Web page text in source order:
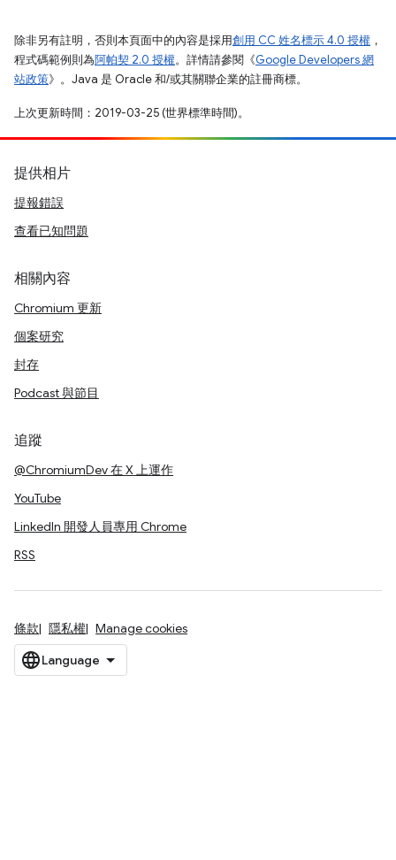
除非另有註明，否則本頁面中的內容是採用創用 CC 姓名標示 4.0 授權 ，
程式碼範例則為阿帕契 2.0 授權。詳情請參閱《Google Developers 網
站政策》。Java 是 Oracle 和/或其關聯企業的註冊商標。
上次更新時間：2019-03-25 (世界標準時間)。
提供相片
提報錯誤
查看已知問題
相關內容
Chromium 更新
個案研究
封存
Podcast 與節目
追蹤
@ChromiumDev 在 X 上運作
YouTube
LinkedIn 開發人員專用 Chrome
RSS
條款 隱私權 Manage cookies